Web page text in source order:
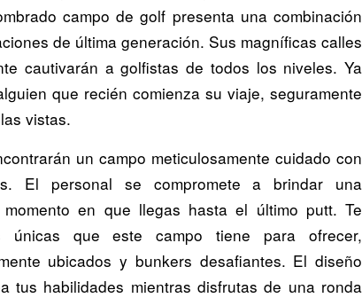
campo de golf presenta una combinación
de última generación. Sus magníficas calles
cautivarán a golfistas de todos los niveles. Ya
que recién comienza su viaje, seguramente
vistas.
un campo meticulosamente cuidado con
El personal se compromete a brindar una
en que llegas hasta el último putt. Te
únicas que este campo tiene para ofrecer,
ubicados y bunkers desafiantes. El diseño
tus habilidades mientras disfrutas de una ronda